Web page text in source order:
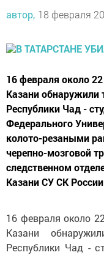
автор, 18 февраля
16 февраля около
Казани обнаружили
Республики Чад -
Федерального
колото-резаными
черепно-мозговой
следственном
Казани СУ СК
16 февраля около
Казани
Республики Чад -